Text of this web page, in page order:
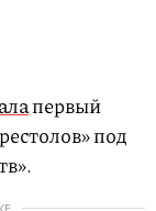
первый
под